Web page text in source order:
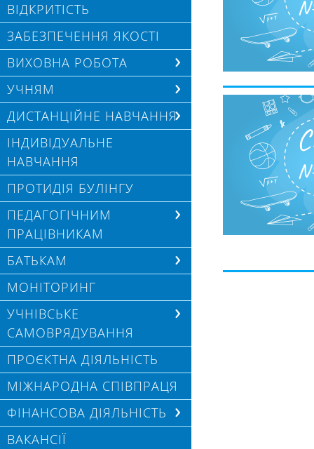
ВІДКРИТІСТЬ
ЗАБЕЗПЕЧЕННЯ ЯКОСТІ
ВИХОВНА РОБОТА
УЧНЯМ
ДИСТАНЦІЙНЕ НАВЧАННЯ
ІНДИВІДУАЛЬНЕ
НАВЧАННЯ
ПРОТИДІЯ БУЛІНГУ
ПЕДАГОГІЧНИМ
ПРАЦІВНИКАМ
БАТЬКАМ
МОНІТОРИНГ
УЧНІВСЬКЕ
САМОВРЯДУВАННЯ
ПРОЄКТНА ДІЯЛЬНІСТЬ
МІЖНАРОДНА СПІВПРАЦЯ
ФІНАНСОВА ДІЯЛЬНІСТЬ
ВАКАНСІЇ